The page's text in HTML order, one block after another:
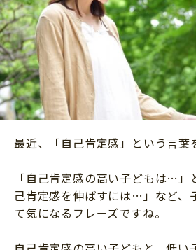
幼稚園・保育園
小学校
科学・プログラミング
教育・学習
絵本・読み聞かせ
自由研究・工作
本・読書
運動・あそび・ゲーム
住まい
ファッション・美容
行事・イベント
トラブル
親子でいっしょに
人間関係
おでかけ
家族
こそだてマンガ
最近、「自己肯定感」という言葉
「自己肯定感の高い子どもは…」
己肯定感を伸ばすには…」など、
て気になるフレーズですね。